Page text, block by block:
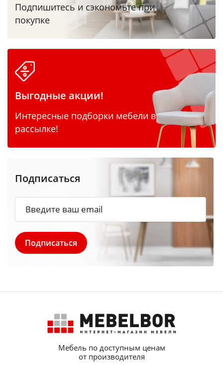
Подпишитесь и сэкономьте при
покупке
Выгодные акции!
Интересные подборки мебели в
рассылке!
Подписаться
Мебель по доступным ценам
от производителя